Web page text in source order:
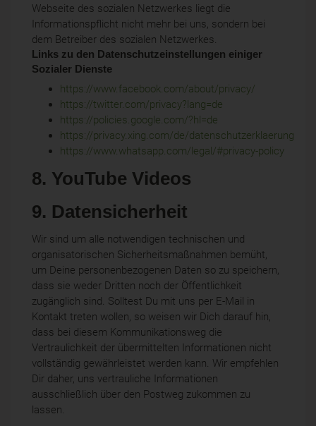
Webseite des sozialen Netzwerkes liegt die
Informationspflicht nicht mehr bei uns, sondern bei
dem Betreiber des sozialen Netzwerkes.
Links zu den Datenschutzeinstellungen einiger
Sozialer Dienste
https://www.facebook.com/about/privacy/
https://twitter.com/privacy?lang=de
https://policies.google.com/?hl=de
https://privacy.xing.com/de/datenschutzerklaerung
https://www.whatsapp.com/legal/#privacy-policy
8. YouTube Videos
9. Datensicherheit
Wir sind um alle notwendigen technischen und
organisatorischen Sicherheitsmaßnahmen bemüht,
um Deine personenbezogenen Daten so zu speichern,
dass sie weder Dritten noch der Öffentlichkeit
zugänglich sind. Solltest Du mit uns per E-Mail in
Kontakt treten wollen, so weisen wir Dich darauf hin,
dass bei diesem Kommunikationsweg die
Vertraulichkeit der übermittelten Informationen nicht
vollständig gewährleistet werden kann. Wir empfehlen
Dir daher, uns vertrauliche Informationen
ausschließlich über den Postweg zukommen zu
lassen.